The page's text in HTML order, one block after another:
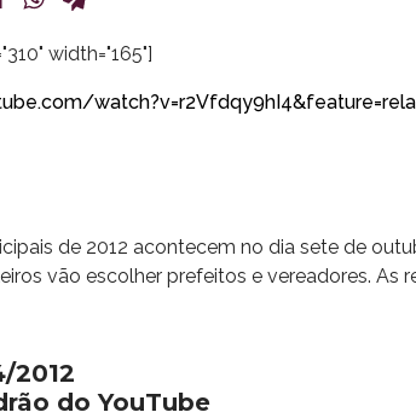
width="165"]
de 2012 acontecem no dia sete de
vão escolher prefeitos e vereadores. As
2012
do YouTube